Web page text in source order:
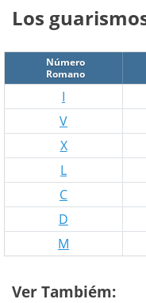
Los
Número
Romano
I
V
X
L
C
D
M
Ver Tambiém: